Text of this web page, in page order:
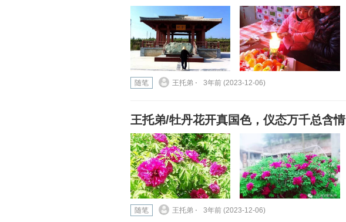
随笔 王托弟 ⋅ 3年前 (2023-12-06)
王托弟/牡丹花开真国色，仪态万千总含情
随笔 王托弟 ⋅ 3年前 (2023-12-06)